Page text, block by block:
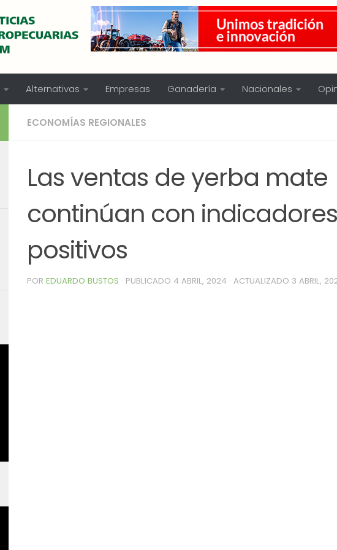
Alternativas Empresas Ganadería Nacionales
ECONOMÍAS REGIONALES
Las ventas de yerba mate
continúan con indicadores
positivos
POR EDUARDO BUSTOS · PUBLICADO 4 ABRIL, 2024 · ACTUALIZADO 3 ABRIL,